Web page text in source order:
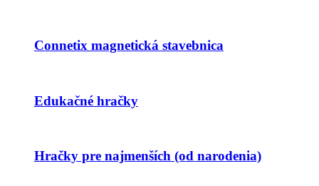
Connetix magnetická stavebnica
Edukačné hračky
Hračky pre najmenších (od narodenia)